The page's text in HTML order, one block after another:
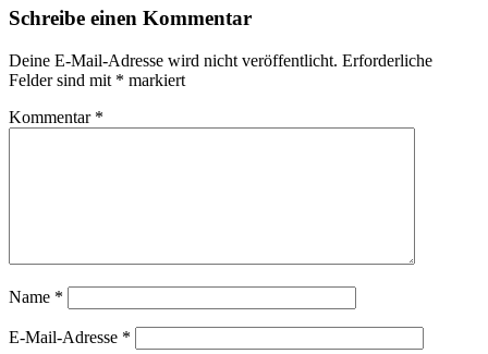
Schreibe einen Kommentar
Deine E-Mail-Adresse wird nicht veröffentlicht. Erforderliche
Felder sind mit * markiert
Kommentar *
Name *
E-Mail-Adresse *